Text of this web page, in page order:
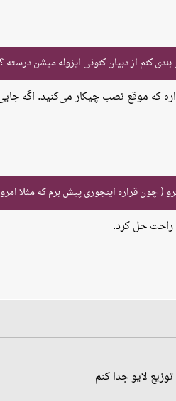
کنم از دبیان کنونی ایزوله میشن
چون قراره اینجوری پیش برم که مثلا
راحت حل کرد.